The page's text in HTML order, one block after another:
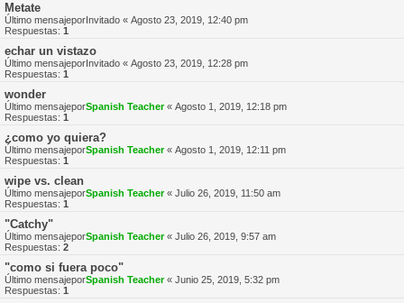
Metate
Último mensajeporInvitado « Agosto 23, 2019, 12:40 pm
Respuestas: 1
echar un vistazo
Último mensajeporInvitado « Agosto 23, 2019, 12:28 pm
Respuestas: 1
wonder
Último mensajeporSpanish Teacher« Agosto 1, 2019, 12:18 pm
Respuestas: 1
¿como yo quiera?
Último mensajeporSpanish Teacher« Agosto 1, 2019, 12:11 pm
Respuestas: 1
wipe vs. clean
Último mensajeporSpanish Teacher« Julio 26, 2019, 11:50 am
Respuestas: 1
"Catchy"
Último mensajeporSpanish Teacher« Julio 26, 2019, 9:57 am
Respuestas: 2
"como si fuera poco"
Último mensajeporSpanish Teacher« Junio 25, 2019, 5:32 pm
Respuestas: 1